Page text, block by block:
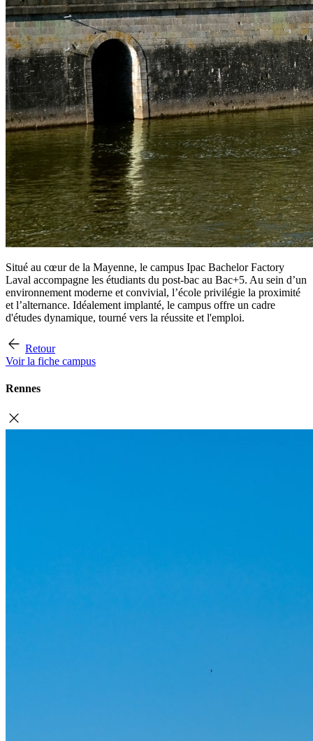
Situé au cœur de la Mayenne, le campus Ipac Bachelor Factory
Laval accompagne les étudiants du post-bac au Bac+5. Au sein d’un
environnement moderne et convivial, l’école privilégie la proximité
et l’alternance. Idéalement implanté, le campus offre un cadre
d'études dynamique, tourné vers la réussite et l'emploi.
Retour
Voir la fiche campus
Rennes